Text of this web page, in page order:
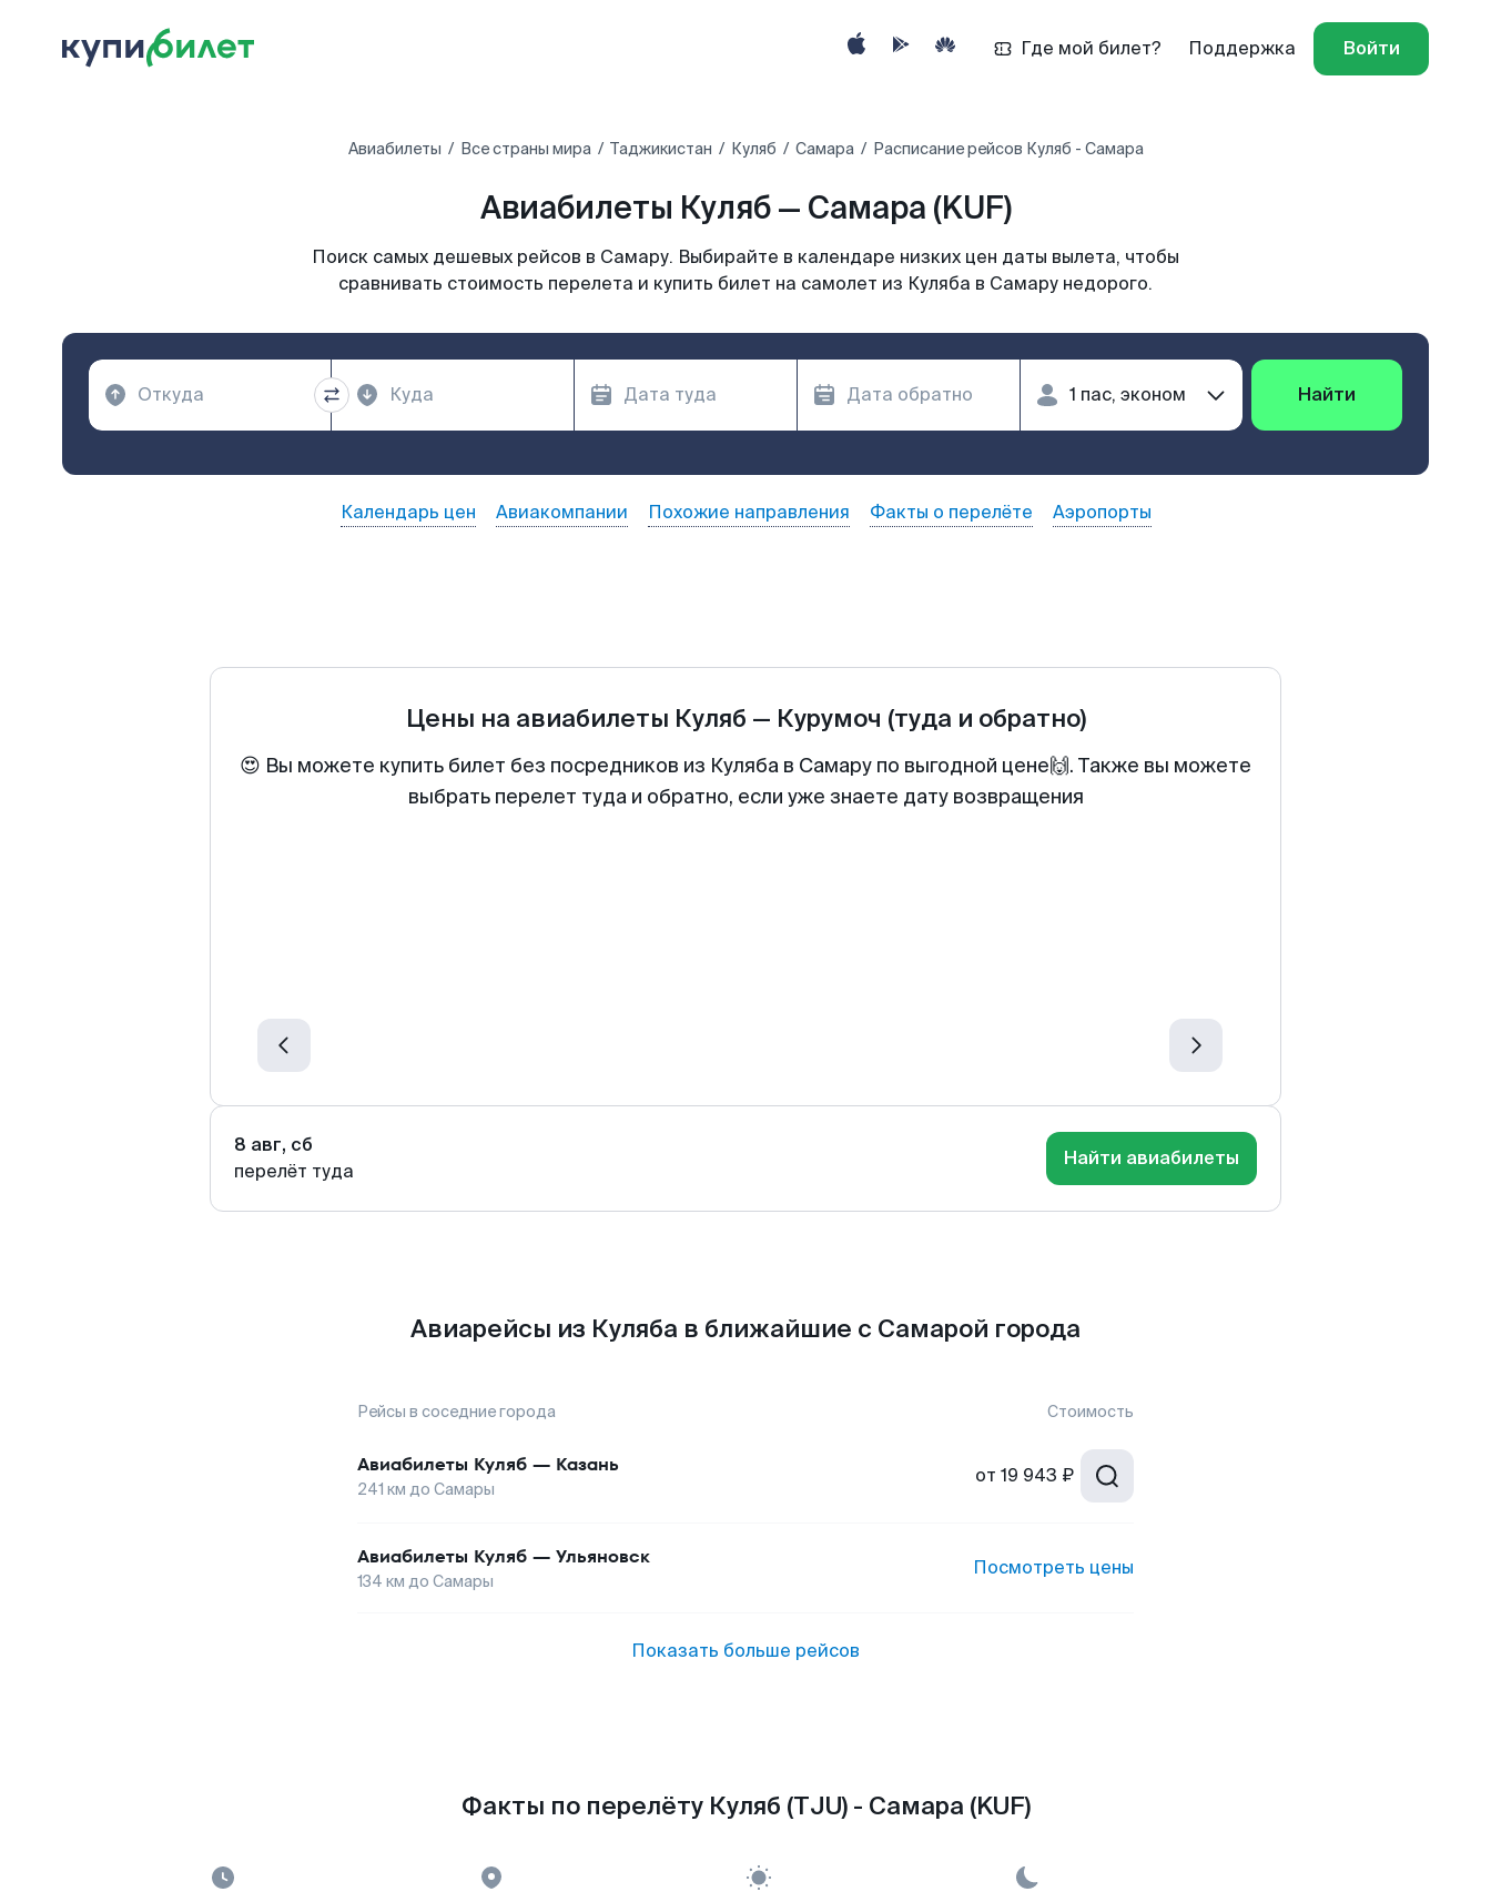
Где мой билет? Поддержка Войти
Авиабилеты Все страны мира Таджикистан Куляб Самара Расписание рейсов Куляб - Самара
Авиабилеты Куляб — Самара (KUF)
Поиск самых дешевых рейсов в Самару. Выбирайте в календаре низких цен даты вылета, чтобы
сравнивать стоимость перелета и купить билет на самолет из Куляба в Самару недорого.
Найти
Календарь цен Авиакомпании Похожие направления Факты о перелёте Аэропорты
Цены на авиабилеты Куляб — Курумоч (туда и обратно)
😍 Вы можете купить билет без посредников из Куляба в Самару по выгодной цене🙌. Также вы можете
выбрать перелет туда и обратно, если уже знаете дату возвращения
8 авг, сб
перелёт туда
Найти авиабилеты
Авиарейсы из Куляба в ближайшие с Самарой города
Рейсы в соседние города Стоимость
Авиабилеты Куляб — Казань
241 км до Самары
от 19 943 ₽
Авиабилеты Куляб — Ульяновск
134 км до Самары
Посмотреть цены
Показать больше рейсов
Факты по перелёту Куляб (TJU) - Самара (KUF)